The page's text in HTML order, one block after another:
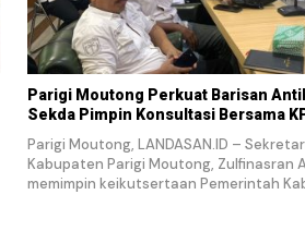
Parigi Moutong Perkuat Barisan
Sekda Pimpin Konsultasi Bersama
Parigi Moutong, LANDASAN.ID –
Kabupaten Parigi Moutong, Zulfinasran
memimpin keikutsertaan Pemerintah